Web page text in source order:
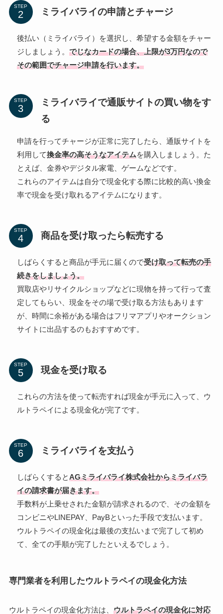
STEP
ミライバライの申請とチャージ
後払い（ミライバライ）を選択し、希望する金額をチャー
ジしましょう。 でじなカードの場合、上限が3万円なので
その範囲でチャージ申請を行います。
STEP
ミライバライで通販サイトの買い物をす
る
申請を行ってチャージが正常に完了したら、通販サイトを
利用して換金率の高そうなアイテムを購入しましょう。た
とえば、金券やデジタル家電、ゲームなどです。
これらのアイテムは自分で現金化する際に比較的高い換金
率で現金を受け取れるアイテムになります。
STEP
商品を受け取ったら転売する
しばらくすると商品が手元に届くので受け取って転売の手
続きをしましょう。
買取店やリサイクルショップなどに現物を持って行って査
定してもらい、現金をその場で受け取る方法もあります
が、時間に余裕がある場合はフリマアプリやオークション
サイトに出品するのもおすすめです。
STEP
現金を受け取る
これらの方法を使って転売すれば現金が手元に入って、ウ
ルトラペイによる現金化が完了です。
STEP
ミライバライを支払う
しばらくするとAGミライバライ株式会社からミライバラ
イの請求書が届きます。
手数料が上乗せされた金額が請求されるので、その金額を
コンビニやLINEPAY、PayBといった手段で支払います。
ウルトラペイの現金化は最後の支払いまで完了して初め
て、全ての手順が完了したといえるでしょう。
専門業者を利用したウルトラペイの現金化方法
ウルトラペイの現金化方法は、 ウルトラペイの現金化に対応